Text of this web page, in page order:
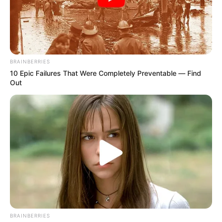
cultural y las oportunidades queColombia ofrece para el
turismo y la inversión.
También lea:Gobierno instala PMU por el inicio de viajes
para celebraciones de Navidad y Año Nuevo
BRAINBERRIES
10 Epic Failures That Were Completely Preventable — Find
Out
BRAINBERRIES